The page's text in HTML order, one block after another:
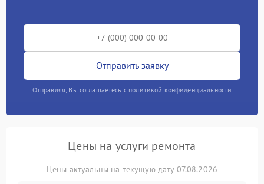
Отправить заявку
Отправляя, Вы соглашаетесь с политикой конфиденциальности
Цены на услуги ремонта
Цены актуальны на текущую дату 07.08.2026